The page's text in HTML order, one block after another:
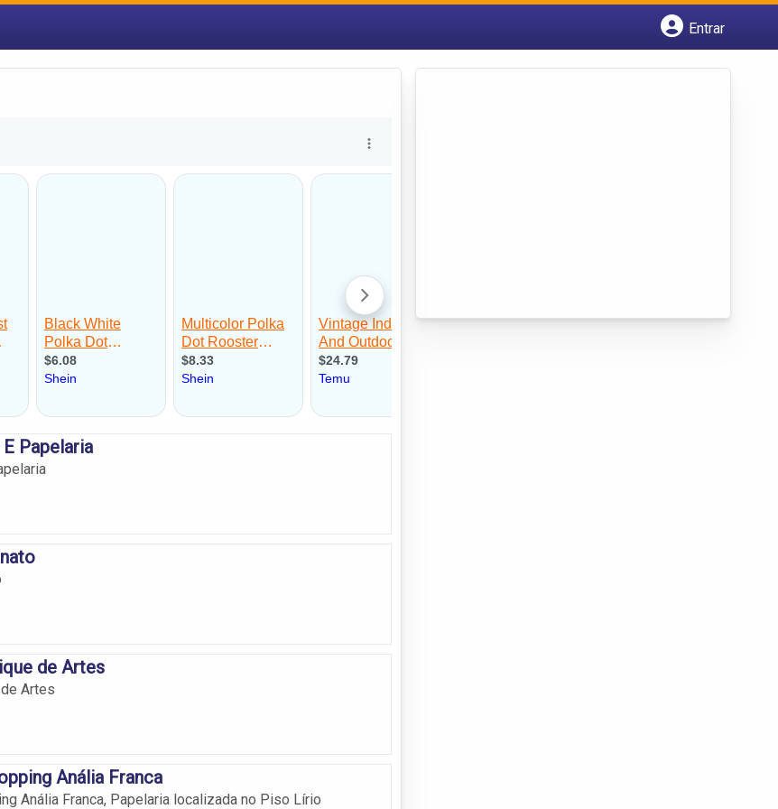
Entrar
Papelaria
de Artes
Artes
Anália Franca
Anália Franca, Papelaria localizada no Piso Lírio